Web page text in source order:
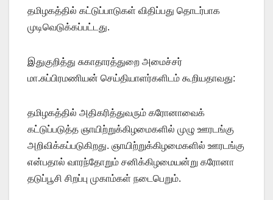
தமிழகத்தில் கட்டுப்பாடுகள் விதிப்பது தொடர்பாக
முடிவெடுக்கப்பட்டது.
இதுகுறித்து சுகாதாரத்துறை அமைச்சர்
மா.சுப்பிரமணியன் செய்தியாளர்களிடம் கூறியதாவது:
தமிழகத்தில் அதிகரித்துவரும் கரோனாவைக்
கட்டுப்படுத்த ஞாயிற்றுக்கிழமைகளில் முழு ஊரடங்கு
அறிவிக்கப்படுகிறது. ஞாயிற்றுக்கிழமைகளில் ஊரடங்கு
என்பதால் வாரந்தோறும் சனிக்கிழமையன்று கரோனா
தடுப்பூசி சிறப்பு முகாம்கள் நடைபெறும்.